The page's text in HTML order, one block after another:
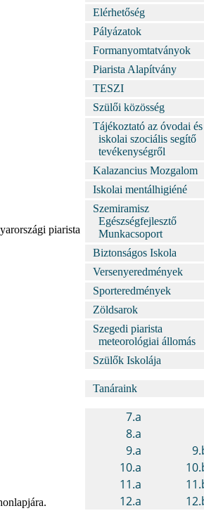
piarista
Elérhetőség
Pályázatok
Formanyomtatványok
Piarista Alapítvány
TESZI
Szülői közösség
Tájékoztató az óvodai és
iskolai szociális segítő
tevékenységről
Kalazancius Mozgalom
Iskolai mentálhigiéné
Szemiramisz
Egészségfejlesztő
Munkacsoport
Biztonságos Iskola
Versenyeredmények
Sporteredmények
Zöldsarok
Szegedi piarista
meteorológiai állomás
Szülők Iskolája
Tanáraink